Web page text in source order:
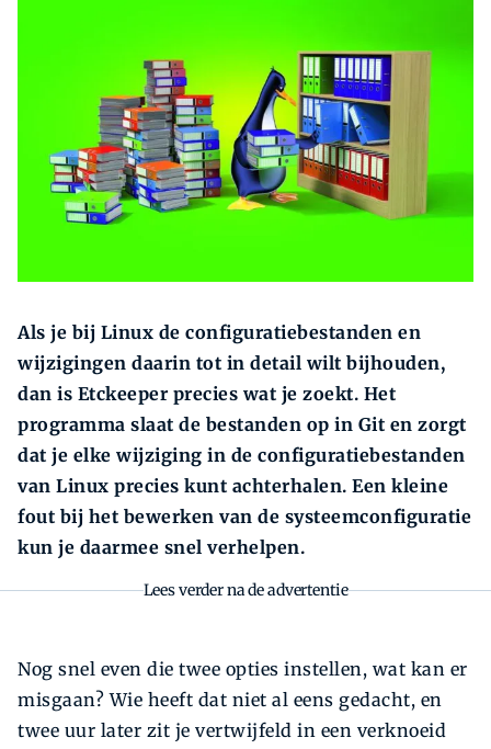
Zoeken Zoek
Als je bij Linux de configuratie­bestanden en
wijzigingen daarin tot in detail wilt bijhouden,
dan is Etckeeper precies wat je zoekt. Het
programma slaat de bestanden op in Git en zorgt
dat je elke wijziging in de configuratiebestanden
van Linux precies kunt achterhalen. Een kleine
fout bij het bewerken van de systeemconfiguratie
kun je daarmee snel verhelpen.
Lees verder na de advertentie
Nog snel even die twee opties instellen, wat kan er
misgaan? Wie heeft dat niet al eens gedacht, en
twee uur later zit je vertwijfeld in een verknoeid